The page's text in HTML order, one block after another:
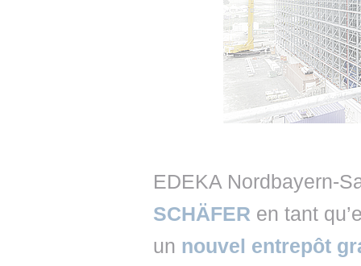
EDEKA Nordbayern-
SCHÄFER en tant
un nouvel entrepôt